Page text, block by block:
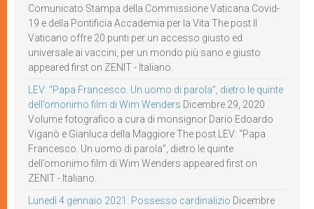
Comunicato Stampa della Commissione Vaticana Covid-
19 e della Pontificia Accademia per la Vita The post Il
Vaticano offre 20 punti per un accesso giusto ed
universale ai vaccini, per un mondo più sano e giusto
appeared first on ZENIT - Italiano.
LEV: “Papa Francesco. Un uomo di parola”, dietro le quinte
dell’omonimo film di Wim Wenders Dicembre 29, 2020
Volume fotografico a cura di monsignor Dario Edoardo
Viganò e Gianluca della Maggiore The post LEV: “Papa
Francesco. Un uomo di parola”, dietro le quinte
dell’omonimo film di Wim Wenders appeared first on
ZENIT - Italiano.
Lunedì 4 gennaio 2021: Possesso cardinalizio Dicembre